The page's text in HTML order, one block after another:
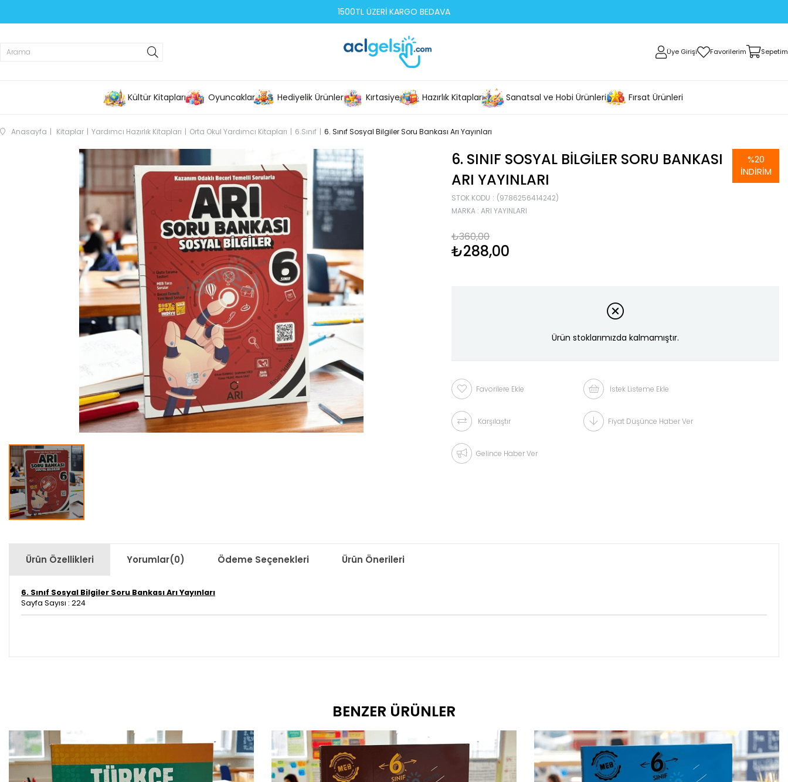
1500TL ÜZERİ KARGO BEDAVA
Üye Girişi Favorilerim Sepetim
Kültür Kitapları Oyuncaklar Hediyelik Ürünler Kırtasiye Hazırlık Kitapları Sanatsal ve Hobi Ürünleri Fırsat Ürünleri
Anasayfa Kitaplar Yardımcı Hazırlık Kitapları Orta Okul Yardımcı Kitapları 6.Sınıf 6. Sınıf Sosyal Bilgiler Soru Bankası Arı Yayınları
6. SINIF SOSYAL BILGILER SORU BANKASI
ARI YAYINLARI
STOK KODU
(9786256414242)
MARKA : ARI YAYINLARI
₺360,00
₺288,00
%20
İNDIRIM
Ürün stoklarımızda kalmamıştır.
Favorilere Ekle İstek Listeme Ekle
Karşılaştır Fiyat Düşünce Haber Ver
Gelince Haber Ver
Ürün Özellikleri Yorumlar(0) Ödeme Seçenekleri Ürün Önerileri
6. Sınıf Sosyal Bilgiler Soru Bankası Arı Yayınları
Sayfa Sayısı : 224
BENZER ÜRÜNLER